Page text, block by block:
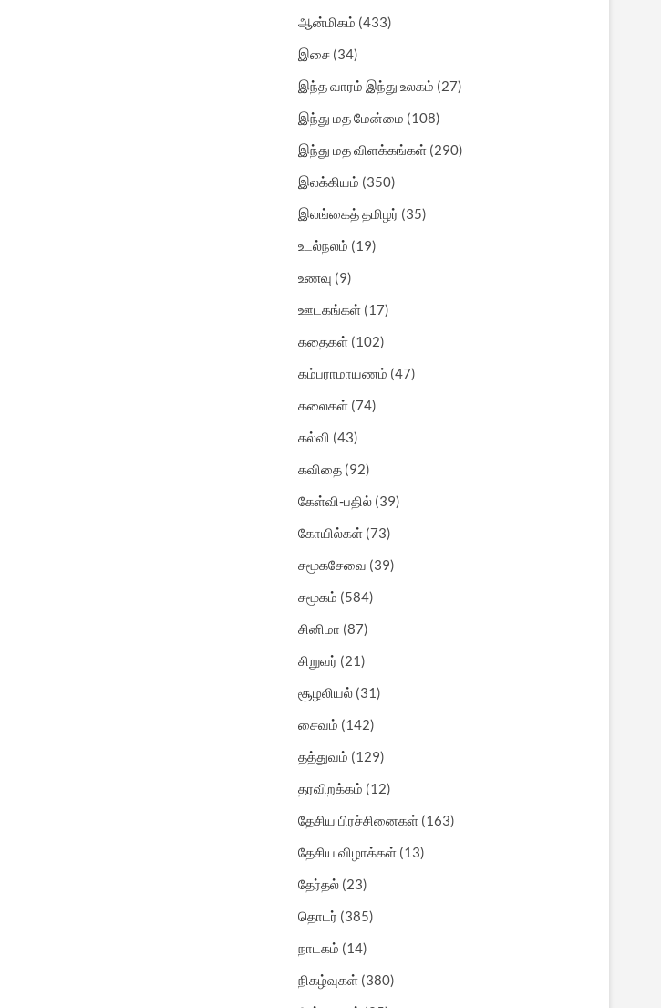
ஆன்மிகம் (433)
இசை (34)
இந்த வாரம் இந்து உலகம் (27)
இந்து மத மேன்மை (108)
இந்து மத விளக்கங்கள் (290)
இலக்கியம் (350)
இலங்கைத் தமிழர் (35)
உடல்நலம் (19)
உணவு (9)
ஊடகங்கள் (17)
கதைகள் (102)
கம்பராமாயணம் (47)
கலைகள் (74)
கல்வி (43)
கவிதை (92)
கேள்வி-பதில் (39)
கோயில்கள் (73)
சமூகசேவை (39)
சமூகம் (584)
சினிமா (87)
சிறுவர் (21)
சூழலியல் (31)
சைவம் (142)
தத்துவம் (129)
தரவிறக்கம் (12)
தேசிய பிரச்சினைகள் (163)
தேசிய விழாக்கள் (13)
தேர்தல் (23)
தொடர் (385)
நாடகம் (14)
நிகழ்வுகள் (380)